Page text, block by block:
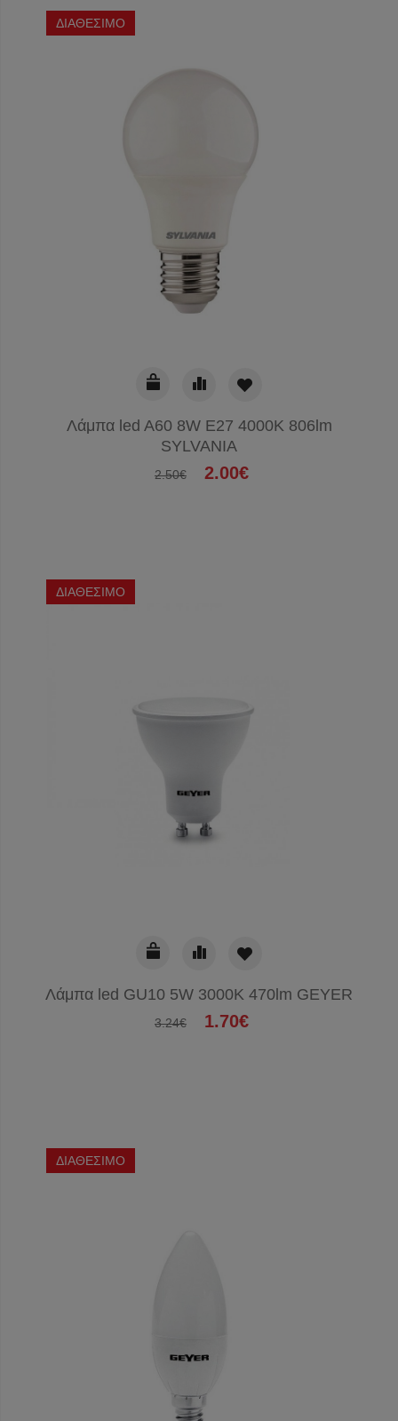
ΔΙΑΘΕΣΙΜΟ
Λάμπα led A60 8W E27 4000K 806lm
SYLVANIA
2.50€ 2.00€
ΔΙΑΘΕΣΙΜΟ
Λάμπα led GU10 5W 3000K 470lm GEYER
3.24€ 1.70€
ΔΙΑΘΕΣΙΜΟ